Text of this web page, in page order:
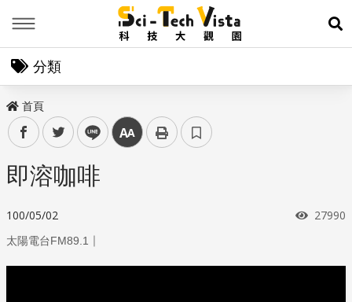
展
分類
首頁
facebooktwitter line 中
即溶咖啡
100/05/02 瀏覽次
27990
太陽電台FM89.1 ｜